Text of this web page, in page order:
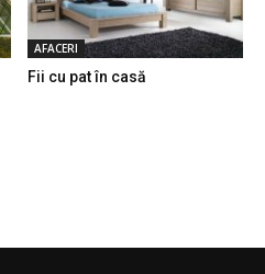
AFACERI
Fii cu pat în casă